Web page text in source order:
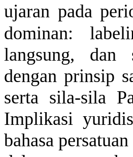
ujaran pada
dominan:
langsung, dan
dengan prinsip
serta sila-sila
Implikasi yuridis
bahasa persatuan